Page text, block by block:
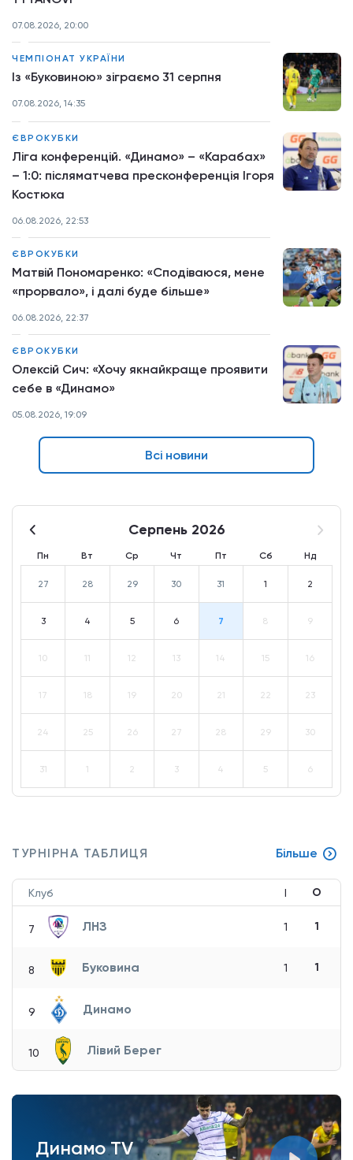
07.08.2026, 20:00
ЧЕМПІОНАТ УКРАЇНИ
Із «Буковиною» зіграємо 31 серпня
07.08.2026, 14:35
ЄВРОКУБКИ
Ліга конференцій. «Динамо» – «Карабах»
– 1:0: післяматчева пресконференція Ігоря
Костюка
06.08.2026, 22:53
ЄВРОКУБКИ
Матвій Пономаренко: «Сподіваюся, мене
«прорвало», і далі буде більше»
06.08.2026, 22:37
ЄВРОКУБКИ
Олексій Сич: «Хочу якнайкраще проявити
себе в «Динамо»
05.08.2026, 19:09
Всі новини
Серпень 2026
Пн Вт Ср Чт Пт Сб Нд
27 28 29 30 31 1 2
3 4 5 6 7 8 9
10 11 12 13 14 15 16
17 18 19 20 21 22 23
24 25 26 27 28 29 30
31 1 2 3 4 5 6
ТУРНІРНА ТАБЛИЦЯ Більше
Клуб І О
7 ЛНЗ 1 1
8 Буковина 1 1
9 Динамо
10 Лівий Берег
Динамо TV